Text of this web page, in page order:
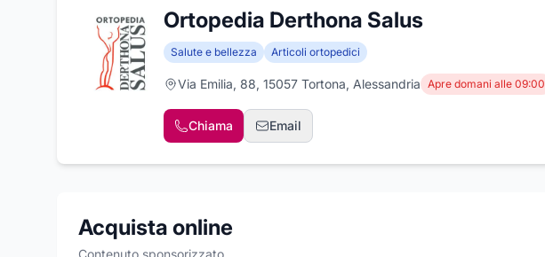
Ortopedia Derthona Salus
Salute e bellezza Articoli ortopedici
Via Emilia, 88, 15057 Tortona, Alessandria Apre domani alle 09:00
Chiama Email
Acquista online
Contenuto sponsorizzato